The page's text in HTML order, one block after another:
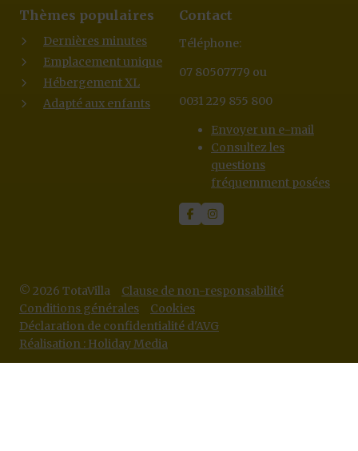
Thèmes populaires
Dernières minutes
Emplacement unique
Hébergement XL
Adapté aux enfants
Contact
Téléphone:
07 80507779 ou
0031 229 855 800
Envoyer un e-mail
Consultez les
questions
fréquemment posées
© 2026 TotaVilla
Clause de non-responsabilité
Conditions générales
Cookies
Déclaration de confidentialité d'AVG
Réalisation : Holiday Media